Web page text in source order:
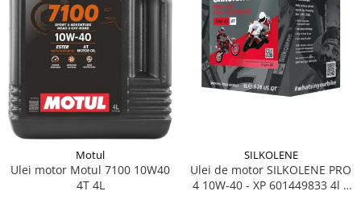
Motul
Ulei motor Motul 7100 10W40
4T 4L
SILKOLENE
Ulei de motor SILKOLENE PRO
4 10W-40 - XP 601449833 4l +